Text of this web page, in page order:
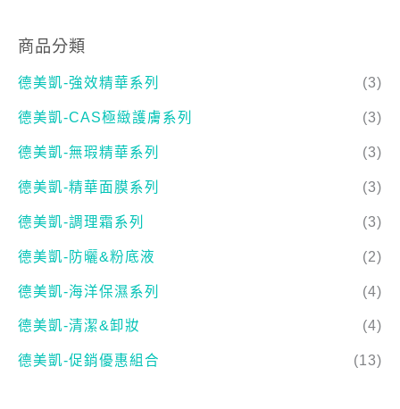
商品分類
德美凱-強效精華系列 (3)
德美凱-CAS極緻護膚系列 (3)
德美凱-無瑕精華系列 (3)
德美凱-精華面膜系列 (3)
德美凱-調理霜系列 (3)
德美凱-防曬&粉底液 (2)
德美凱-海洋保濕系列 (4)
德美凱-清潔&卸妝 (4)
德美凱-促銷優惠組合 (13)